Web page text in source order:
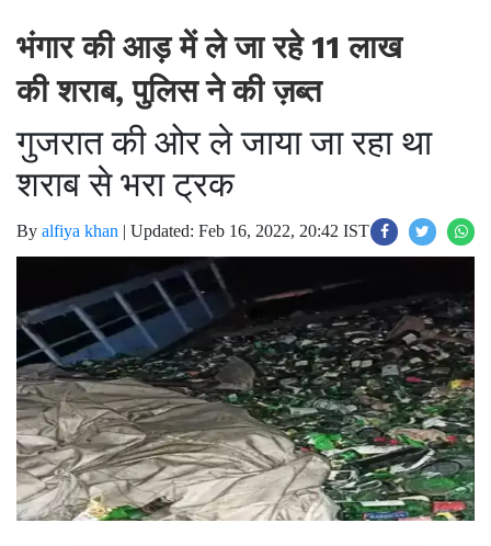
भंगार की आड़ में ले जा रहे 11 लाख
की शराब, पुलिस ने की ज़ब्त
गुजरात की ओर ले जाया जा रहा था
शराब से भरा ट्रक
By alfiya khan | Updated: Feb 16, 2022, 20:42 IST